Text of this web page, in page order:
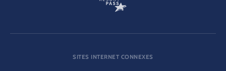
SITES INTERNET CONNEXES